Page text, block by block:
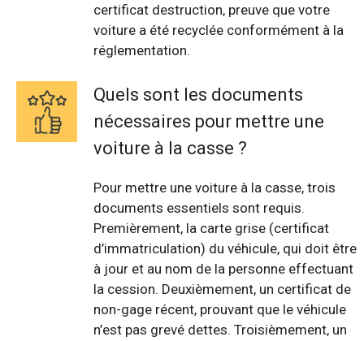
certificat destruction, preuve que votre
voiture a été recyclée conformément à la
réglementation.
Quels sont les documents
nécessaires pour mettre une
voiture à la casse ?
Pour mettre une voiture à la casse, trois
documents essentiels sont requis.
Premièrement, la carte grise (certificat
d’immatriculation) du véhicule, qui doit être
à jour et au nom de la personne effectuant
la cession. Deuxièmement, un certificat de
non-gage récent, prouvant que le véhicule
n’est pas grevé dettes. Troisièmement, un